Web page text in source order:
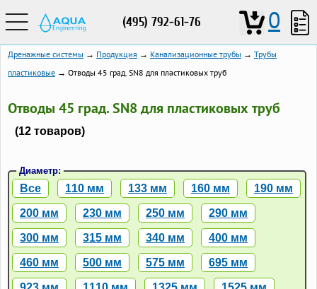
(495) 792-61-76 0
Дренажные системы → Продукция → Канализационные трубы → Трубы
пластиковые → Отводы 45 град. SN8 для пластиковых труб
Отводы 45 град. SN8 для пластиковых труб
(12 товаров)
Диаметр:
Все 110 мм 133 мм 160 мм 190 мм
200 мм 230 мм 250 мм 290 мм
300 мм 315 мм 340 мм 400 мм
460 мм 500 мм 575 мм 695 мм